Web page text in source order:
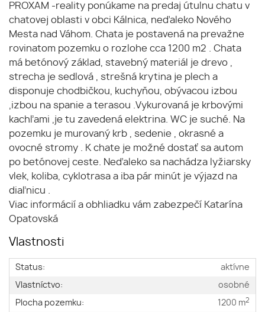
PROXAM -reality ponúkame na predaj útulnu chatu v
chatovej oblasti v obci Kálnica, neďaleko Nového
Mesta nad Váhom. Chata je postavená na prevažne
rovinatom pozemku o rozlohe cca 1200 m2 . Chata
má betónový základ, stavebný materiál je drevo ,
strecha je sedlová , strešná krytina je plech a
disponuje chodbičkou, kuchyňou, obývacou izbou
,izbou na spanie a terasou .Vykurovaná je krbovými
kachľami ,je tu zavedená elektrina. WC je suché. Na
pozemku je murovaný krb , sedenie , okrasné a
ovocné stromy . K chate je možné dostať sa autom
po betónovej ceste. Neďaleko sa nachádza lyžiarsky
vlek, koliba, cyklotrasa a iba pár minút je výjazd na
diaľnicu .
Viac informácií a obhliadku vám zabezpečí Katarína
Opatovská
Vlastnosti
Status:
aktívne
Vlastníctvo:
osobné
Plocha pozemku:
1200 m2